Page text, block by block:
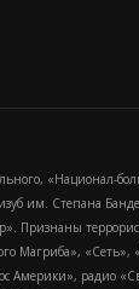
«Национал-
им. Степана
Признаны
Магриба»,
Америки», радио